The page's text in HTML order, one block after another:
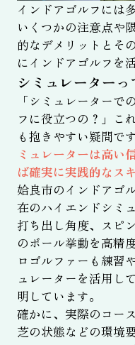
インドアゴルフには
いくつかの注意点や
的なデメリットとそ
にインドアゴルフを
シミュレーターっ
「シミュレーターで
フに役立つの？」こ
も抱きやすい疑問で
ミュレーターは高い
ば確実に実践的なス
姶良市のインドアゴ
在のハイエンドシミ
打ち出し角度、スピ
のボール挙動を高精
ロゴルファーも練習
ュレーターを活用し
明しています。
確かに、実際のコー
芝の状態などの環境